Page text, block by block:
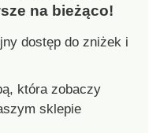
na bieżąco!
dostęp do zniżek i
która zobaczy
sklepie